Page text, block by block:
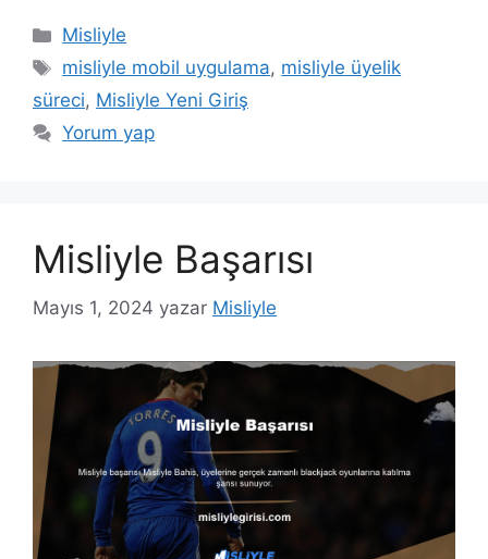
Kategoriler
Misliyle
Etiketler
misliyle mobil uygulama, misliyle üyelik
süreci, Misliyle Yeni Giriş
Yorum yap
Misliyle Başarısı
Mayıs 1, 2024 yazar Misliyle